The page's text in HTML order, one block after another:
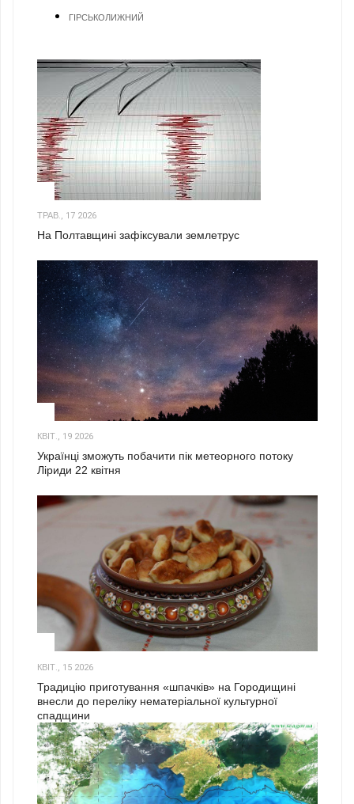
ГІРСЬКОЛИЖНИЙ
ТРАВ., 17 2026
На Полтавщині зафіксували землетрус
КВІТ., 19 2026
Українці зможуть побачити пік метеорного потоку
Ліриди 22 квітня
КВІТ., 15 2026
Традицію приготування «шпачків» на Городищині
внесли до переліку нематеріальної культурної
спадщини